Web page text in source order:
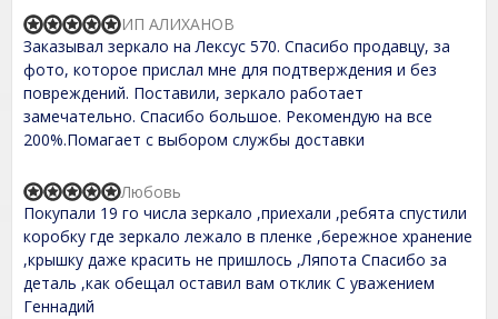
0
o
u
t
f
5
R
a
t
d
5
,
u
t
f
5
Заказывал зеркало на Лексус 570. Спасибо продавцу, за
фото, которое прислал мне для подтверждения и без
повреждений. Поставили, зеркало работает
замечательно. Спасибо большое. Рекомендую на все
200%.Помагает с выбором службы доставки
ИП АЛИХАНОВ
R
a
t
e
d
5
,
Покупали 19 го числа зеркало ,приехали ,ребята спустили
коробку где зеркало лежало в пленке ,бережное хранение
,крышку даже красить не пришлось ,Ляпота Спасибо за
деталь ,как обещал оставил вам отклик С уважением
Геннадий
Любовь